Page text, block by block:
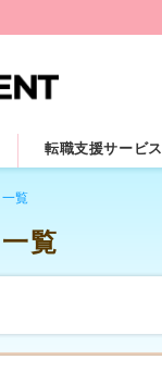
転職支援サービス
覧
覧